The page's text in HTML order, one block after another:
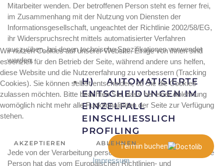
Termin buchen
Mitarbeiter wenden. Der betroffenen Person steht es ferner frei,
im Zusammenhang mit der Nutzung von Diensten der
Informationsgesellschaft, ungeachtet der Richtlinie 2002/58/EG,
ihr Widerspruchsrecht mittels automatisierter Verfahren
auszuüben, bei denen technische Spezifikationen verwendet
werden.
H) AUTOMATISIERTE
ENTSCHEIDUNGEN IM
EINZELFALL
EINSCHLIESSLICH P
ROFILING
Jede von der Verarbeitung personenbezogener Daten betroffene
Person hat das vom Europäischen Richtlinien- und
Wir nutzen Cookies auf unserer Website. Einige von ihnen sind
essenziell für den Betrieb der Seite, während andere uns helfen,
diese Website und die Nutzererfahrung zu verbessern (Tracking
Cookies). Sie können selbst entscheiden, ob Sie die Cookies
zulassen möchten. Bitte beachten Sie, dass bei einer Ablehnung
womöglich nicht mehr alle Funktionalitäten der Seite zur Verfügung
stehen.
AKZEPTIEREN ABLEHNEN
Impressum